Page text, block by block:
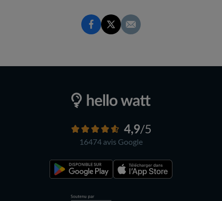
4,9/5
16474 avis Google